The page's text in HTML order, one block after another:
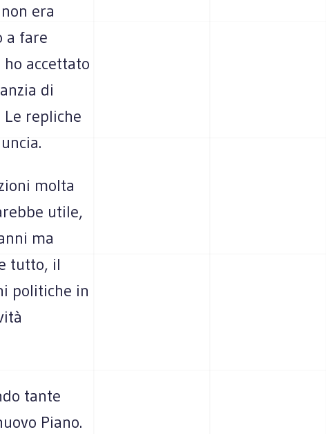
era
a fare
accettato
di
repliche
molta
utile,
ma
tutto, il
politiche in
tante
Piano.